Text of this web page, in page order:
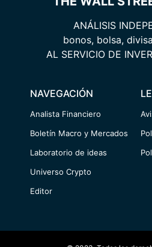
ANÁLISIS
bonos, bolsa,
AL SERVICIO DE
NAVEGACIÓN
Analista Financiero
Boletín Macro y Mercados
Laboratorio de ideas
Universo Crypto
Editor